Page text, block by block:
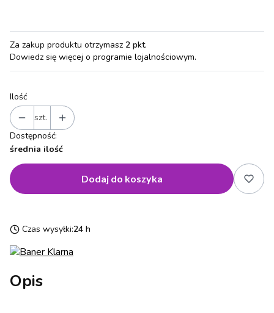
Za zakup produktu otrzymasz 2 pkt.
Dowiedz się więcej o programie lojalnościowym.
Ilość
szt.
Dostępność:
średnia ilość
Dodaj do koszyka
Czas wysyłki:24 h
Opis